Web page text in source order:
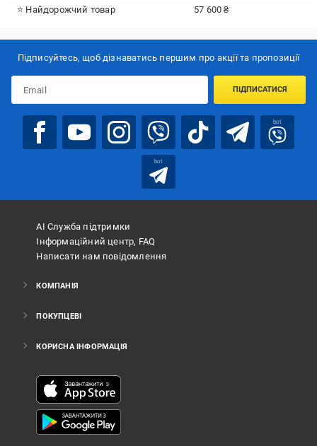
⭐ Найдорожчий товар 57 600 ₴
Підписуйтесь, щоб дізнаватись першим про акції та пропозиції
ПІДПИСАТИСЯ
bot
bot
АІ Служба підтримки
Інформаційний центр, FAQ
Написати нам повідомлення
КОМПАНІЯ
ПОКУПЦЕВІ
КОРИСНА ІНФОРМАЦІЯ